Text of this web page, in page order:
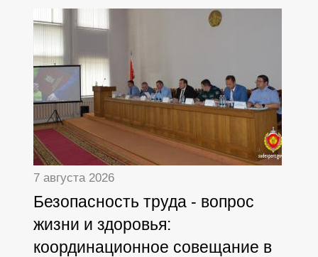
7 августа 2026
Безопасность труда - вопрос
жизни и здоровья:
координационное совещание в